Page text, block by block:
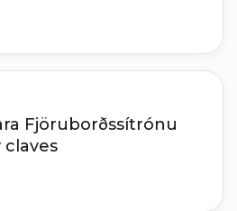
Fjöruborðssítrónu